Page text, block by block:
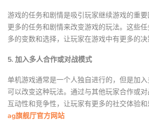
游戏的任务和剧情是吸引玩家继续游戏的重
更多的任务和剧情来改变游戏的玩法。这些
多的变数和选择，让玩家在游戏中有更多的决
5. 加入多人合作或对战模式
单机游戏通常是一个人独自进行的，但是加
可以改变这种玩法。通过与其他玩家合作或
互动性和竞争性，让玩家有更多的社交体验和
ag旗舰厅官方网站